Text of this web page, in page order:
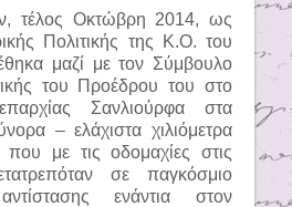
τέλος Οκτώβρη 2014, ως
Πολιτικής της Κ.Ο. του
μαζί με τον Σύμβουλο
του Προέδρου του στο
Σανλιούρφα στα
– ελάχιστα χιλιόμετρα
με τις οδομαχίες στις
σε παγκόσμιο
ενάντια στον